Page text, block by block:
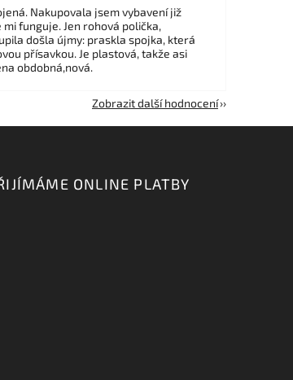
Nakupovala jsem vybavení již
funguje. Jen rohová polička,
došla újmy: praskla spojka, která
přísavkou. Je plastová, takže asi
obdobná,nová.
Zobrazit další hodnocení
ONLINE PLATBY